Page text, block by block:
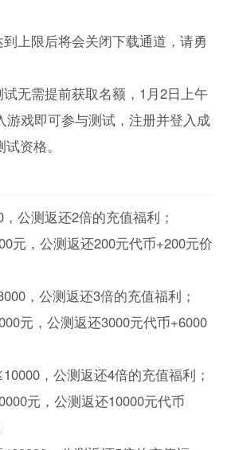
上限后将会关闭下载通道，请勇
无需提前获取名额，1月2日上午
游戏即可参与测试，注册并登入成
资格。
公测返还2倍的充值福利；
元，公测返还200元代币+200元价
，公测返还3倍的充值福利；
元，公测返还3000元代币+6000
，公测返还4倍的充值福利；
元，公测返还10000元代币